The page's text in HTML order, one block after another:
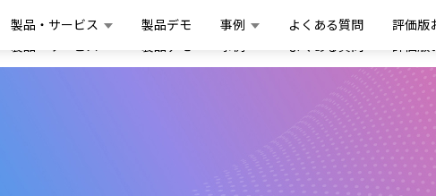
製品・サービス 製品デモ 事例 よくある質問 評価版
製品・サービス 製品デモ 事例 よくある質問 評価版